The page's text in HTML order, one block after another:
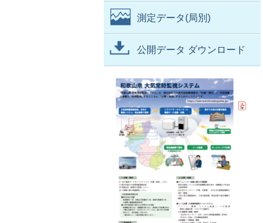
測定データ(局別)
公開データ ダウンロード